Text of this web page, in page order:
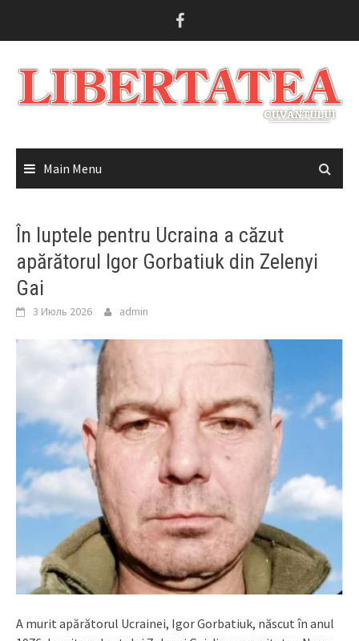
Main Menu
În luptele pentru Ucraina a căzut
apărătorul Igor Gorbatiuk din Zelenyi
Gai
3 Июль 2026 admin
A murit apărătorul Ucrainei, Igor Gorbatiuk, născut în anul